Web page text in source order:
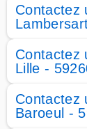
Contactez
Contactez
Lille -
Contactez
Baroeul -